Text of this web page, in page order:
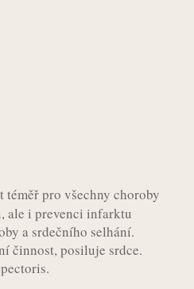
téměř pro všechny choroby
ale i prevenci infarktu
a srdečního selhání.
činnost, posiluje srdce.